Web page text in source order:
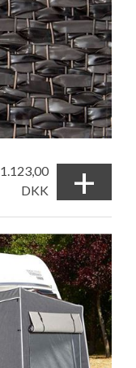
1.123,00
DKK
+